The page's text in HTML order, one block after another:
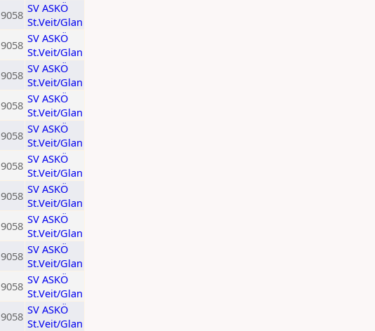
9058 SV ASKÖ
St.Veit/Glan
9058 SV ASKÖ
St.Veit/Glan
9058 SV ASKÖ
St.Veit/Glan
9058 SV ASKÖ
St.Veit/Glan
9058 SV ASKÖ
St.Veit/Glan
9058 SV ASKÖ
St.Veit/Glan
9058 SV ASKÖ
St.Veit/Glan
9058 SV ASKÖ
St.Veit/Glan
9058 SV ASKÖ
St.Veit/Glan
9058 SV ASKÖ
St.Veit/Glan
9058 SV ASKÖ
St.Veit/Glan